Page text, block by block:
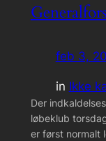
feb 3,
in Ikke
Der
løbeklub
er først normalt